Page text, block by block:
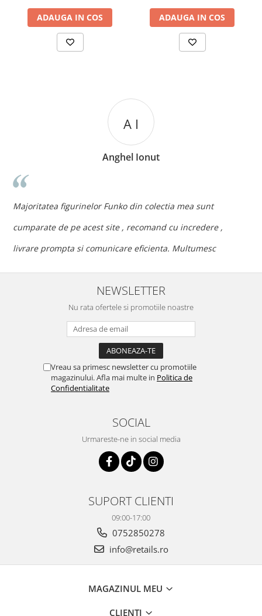
ADAUGA IN COS ADAUGA IN COS
A I
Anghel Ionut
Majoritatea figurinelor Funko din colectia mea sunt
cumparate de pe acest site , recomand cu incredere ,
livrare prompta si comunicare eficienta. Multumesc
NEWSLETTER
Nu rata ofertele si promotiile noastre
Vreau sa primesc newsletter cu promotiile
magazinului. Afla mai multe in Politica de
Confidentialitate
SOCIAL
Urmareste-ne in social media
SUPORT CLIENTI
09:00-17:00
0752850278
info@retails.ro
MAGAZINUL MEU
CLIENTI